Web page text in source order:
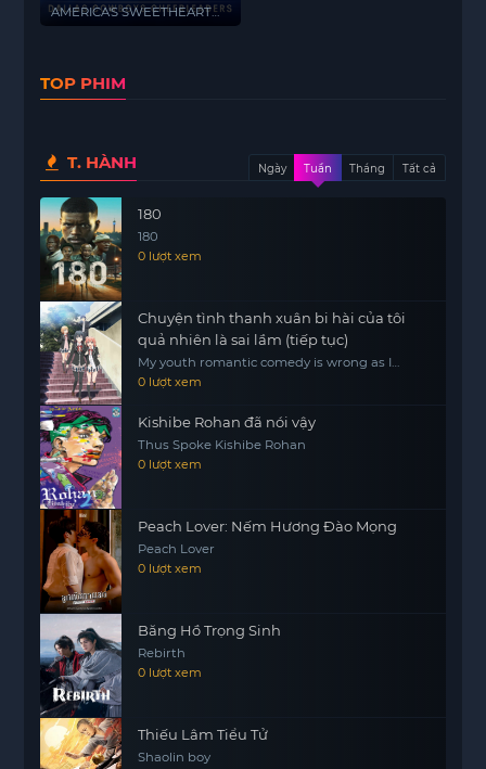
SWEETHEARTS: Đội cổ
vũ Dallas Cowboys (Phần
AMERICA'S SWEETHEARTS:
TOP PHIM
T. HÀNH Ngày Tuần Tháng Tất cả
180
180
0 lượt xem
Chuyện tình thanh xuân bi hài của tôi
quả nhiên là sai lầm (tiếp tục)
My youth romantic comedy is wrong as I
expected.2
0 lượt xem
Kishibe Rohan đã nói vậy
Thus Spoke Kishibe Rohan
0 lượt xem
Peach Lover: Nếm Hương Đào Mọng
Peach Lover
0 lượt xem
Băng Hồ Trọng Sinh
Rebirth
0 lượt xem
Thiếu Lâm Tiểu Tử
Shaolin boy